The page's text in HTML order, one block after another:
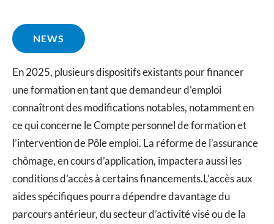
NEWS
En 2025, plusieurs dispositifs existants pour financer
une formation en tant que demandeur d’emploi
connaîtront des modifications notables, notamment en
ce qui concerne le Compte personnel de formation et
l’intervention de Pôle emploi. La réforme de l’assurance
chômage, en cours d’application, impactera aussi les
conditions d’accès à certains financements.L’accès aux
aides spécifiques pourra dépendre davantage du
parcours antérieur, du secteur d’activité visé ou de la